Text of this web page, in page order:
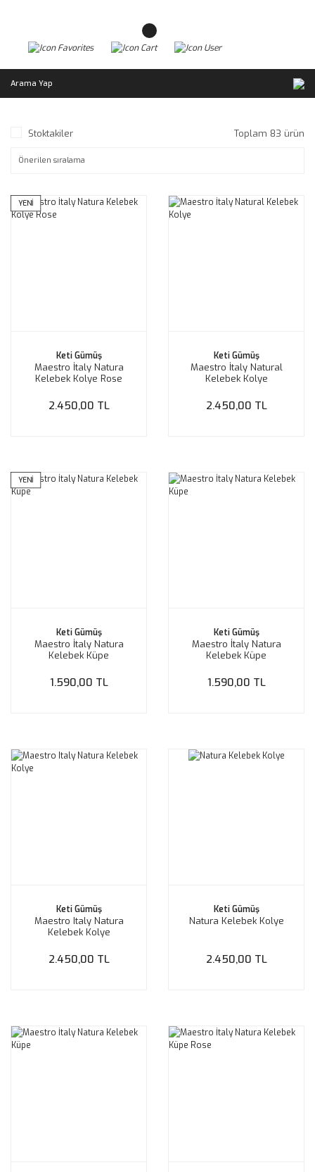
Arama Yap
Stoktakiler Toplam 83 ürün
YENİ
Keti Gümüş
Maestro İtaly Natura
Kelebek Kolye Rose
2.450,00 TL
Keti Gümüş
Maestro İtaly Natural
Kelebek Kolye
2.450,00 TL
YENİ
Keti Gümüş
Maestro İtaly Natura
Kelebek Küpe
1.590,00 TL
Keti Gümüş
Maestro İtaly Natura
Kelebek Küpe
1.590,00 TL
Keti Gümüş
Maestro Italy Natura
Kelebek Kolye
2.450,00 TL
Keti Gümüş
Natura Kelebek Kolye
2.450,00 TL